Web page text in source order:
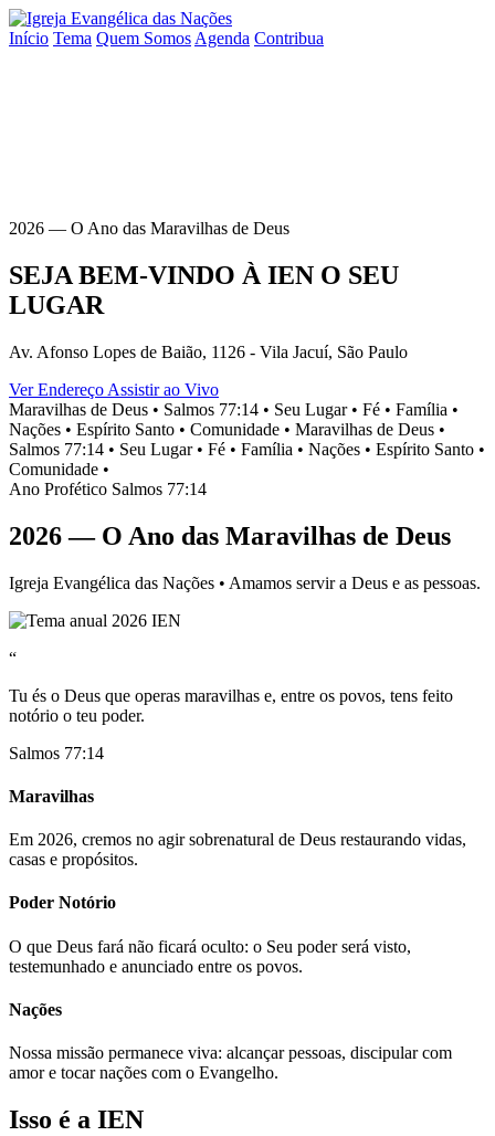
Início Tema Quem Somos Agenda Contribua
2026 — O Ano das Maravilhas de Deus
SEJA BEM-VINDO À IEN O SEU
LUGAR
Av. Afonso Lopes de Baião, 1126 - Vila Jacuí, São Paulo
Ver Endereço Assistir ao Vivo
Maravilhas de Deus • Salmos 77:14 • Seu Lugar • Fé • Família •
Nações • Espírito Santo • Comunidade • Maravilhas de Deus •
Salmos 77:14 • Seu Lugar • Fé • Família • Nações • Espírito Santo •
Comunidade •
Ano Profético Salmos 77:14
2026 — O Ano das Maravilhas de Deus
Igreja Evangélica das Nações • Amamos servir a Deus e as pessoas.
“
Tu és o Deus que operas maravilhas e, entre os povos, tens feito
notório o teu poder.
Salmos 77:14
Maravilhas
Em 2026, cremos no agir sobrenatural de Deus restaurando vidas,
casas e propósitos.
Poder Notório
O que Deus fará não ficará oculto: o Seu poder será visto,
testemunhado e anunciado entre os povos.
Nações
Nossa missão permanece viva: alcançar pessoas, discipular com
amor e tocar nações com o Evangelho.
Isso é a IEN